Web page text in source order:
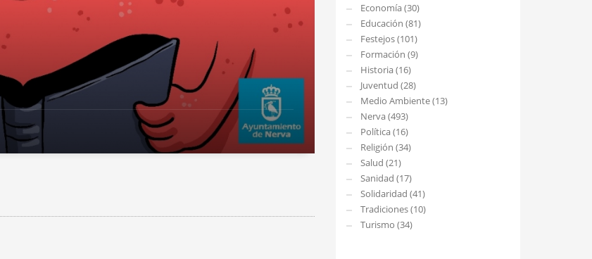
Economía (30)
Educación (81)
Festejos (101)
Formación (9)
Historia (16)
Juventud (28)
Medio Ambiente (13)
Nerva (493)
Política (16)
Religión (34)
Salud (21)
Sanidad (17)
Solidaridad (41)
Tradiciones (10)
Turismo (34)